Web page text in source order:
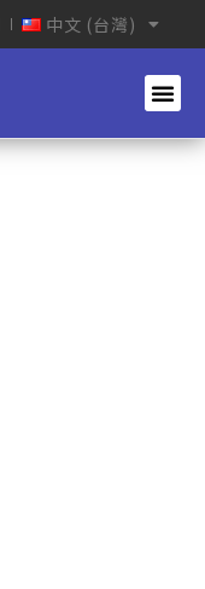
中文 (台灣)